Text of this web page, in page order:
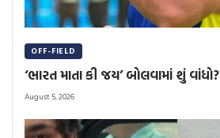
OFF-FIELD
‘ભારત માતા કી જય’ બોલવામાં શું વાંધો?
August 5, 2026